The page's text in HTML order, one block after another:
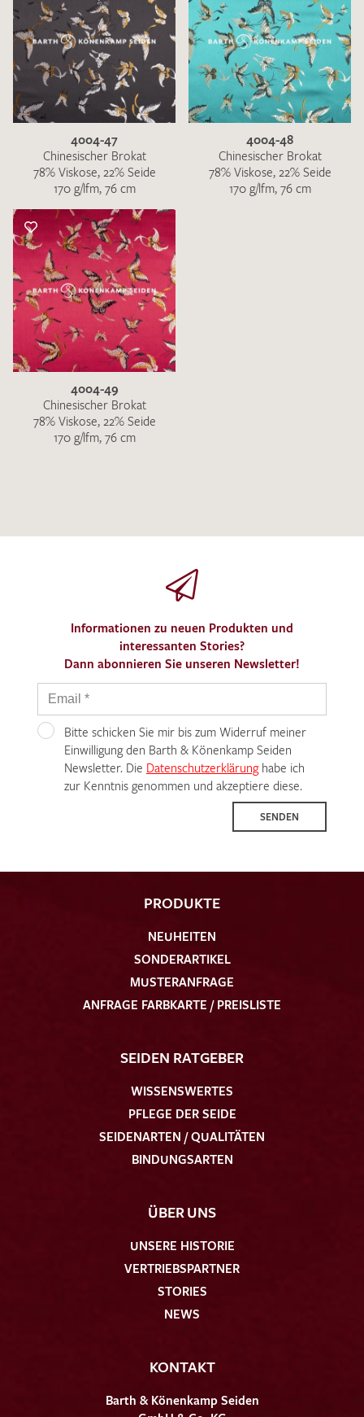
4004-47
Chinesischer Brokat
78% Viskose, 22% Seide
170 g/lfm, 76 cm
4004-48
Chinesischer Brokat
78% Viskose, 22% Seide
170 g/lfm, 76 cm
4004-49
Chinesischer Brokat
78% Viskose, 22% Seide
170 g/lfm, 76 cm
Informationen zu neuen Produkten und
interessanten Stories?
Dann abonnieren Sie unseren Newsletter!
Bitte schicken Sie mir bis zum Widerruf meiner
Einwilligung den Barth & Könenkamp Seiden
Newsletter. Die Datenschutzerklärunghabe ich
zur Kenntnis genommen und akzeptiere diese.
SENDEN
PRODUKTE
NEUHEITEN
SONDERARTIKEL
MUSTERANFRAGE
ANFRAGE FARBKARTE / PREISLISTE
SEIDEN RATGEBER
WISSENSWERTES
PFLEGE DER SEIDE
SEIDENARTEN / QUALITÄTEN
BINDUNGSARTEN
ÜBER UNS
UNSERE HISTORIE
VERTRIEBSPARTNER
STORIES
NEWS
KONTAKT
Barth & Könenkamp Seiden